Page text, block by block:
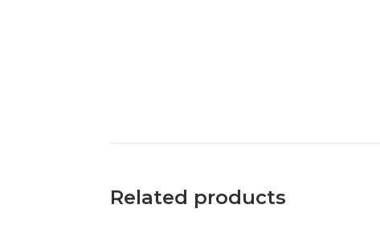
Related products